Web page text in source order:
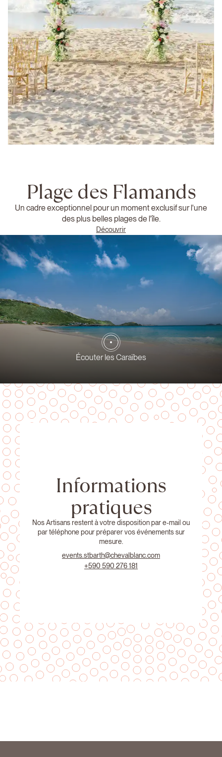
Plage des Flamands
Un cadre exceptionnel pour un moment exclusif sur l'une
des plus belles plages de l'île.
Découvrir
Écouter les Caraïbes
Informations
pratiques
Nos Artisans restent à votre disposition par e-mail ou
par téléphone pour préparer vos événements sur
mesure.
events.stbarth@chevalblanc.com
+590 590 276 181